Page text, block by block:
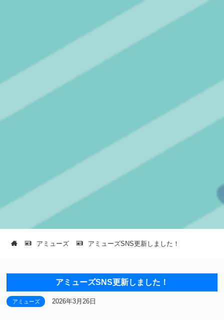
アミューズ アミューズSNS更新しました！
アミューズSNS更新しました！
アミューズ 2026年3月26日